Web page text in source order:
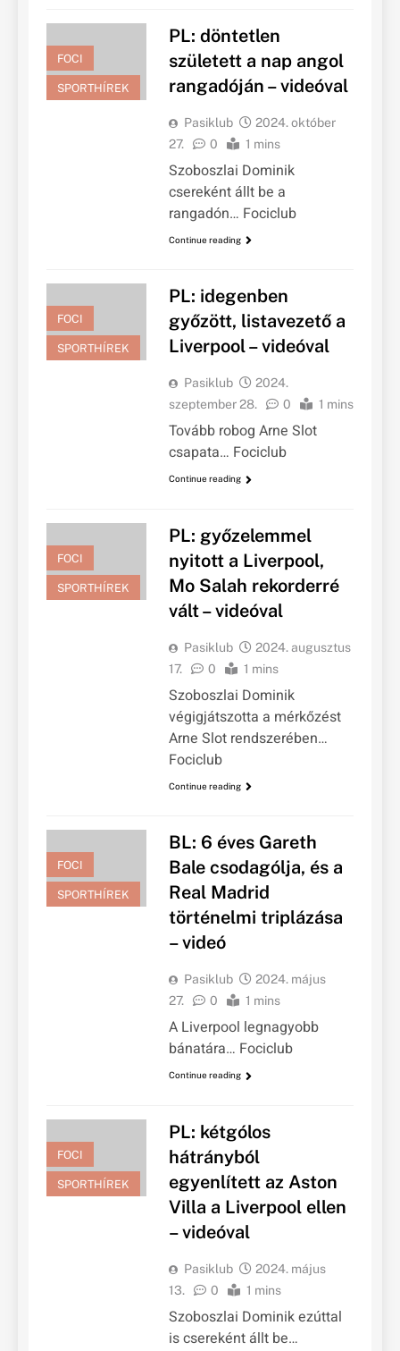
FOCI
SPORTHÍREK
PL: döntetlen
született a nap angol
rangadóján – videóval
Pasiklub
2024. október
27.
0 1 mins
Szoboszlai Dominik
csereként állt be a
rangadón… Fociclub
Continue reading
FOCI
SPORTHÍREK
PL: idegenben
győzött, listavezető a
Liverpool – videóval
Pasiklub
2024.
szeptember 28.
0 1 mins
Tovább robog Arne Slot
csapata… Fociclub
Continue reading
FOCI
SPORTHÍREK
PL: győzelemmel
nyitott a Liverpool,
Mo Salah rekorderré
vált – videóval
Pasiklub
2024. augusztus
17.
0 1 mins
Szoboszlai Dominik
végigjátszotta a mérkőzést
Arne Slot rendszerében…
Fociclub
Continue reading
FOCI
SPORTHÍREK
BL: 6 éves Gareth
Bale csodagólja, és a
Real Madrid
történelmi triplázása
– videó
Pasiklub
2024. május
27.
0 1 mins
A Liverpool legnagyobb
bánatára… Fociclub
Continue reading
FOCI
SPORTHÍREK
PL: kétgólos
hátrányból
egyenlített az Aston
Villa a Liverpool ellen
– videóval
Pasiklub
2024. május
13.
0 1 mins
Szoboszlai Dominik ezúttal
is csereként állt be…